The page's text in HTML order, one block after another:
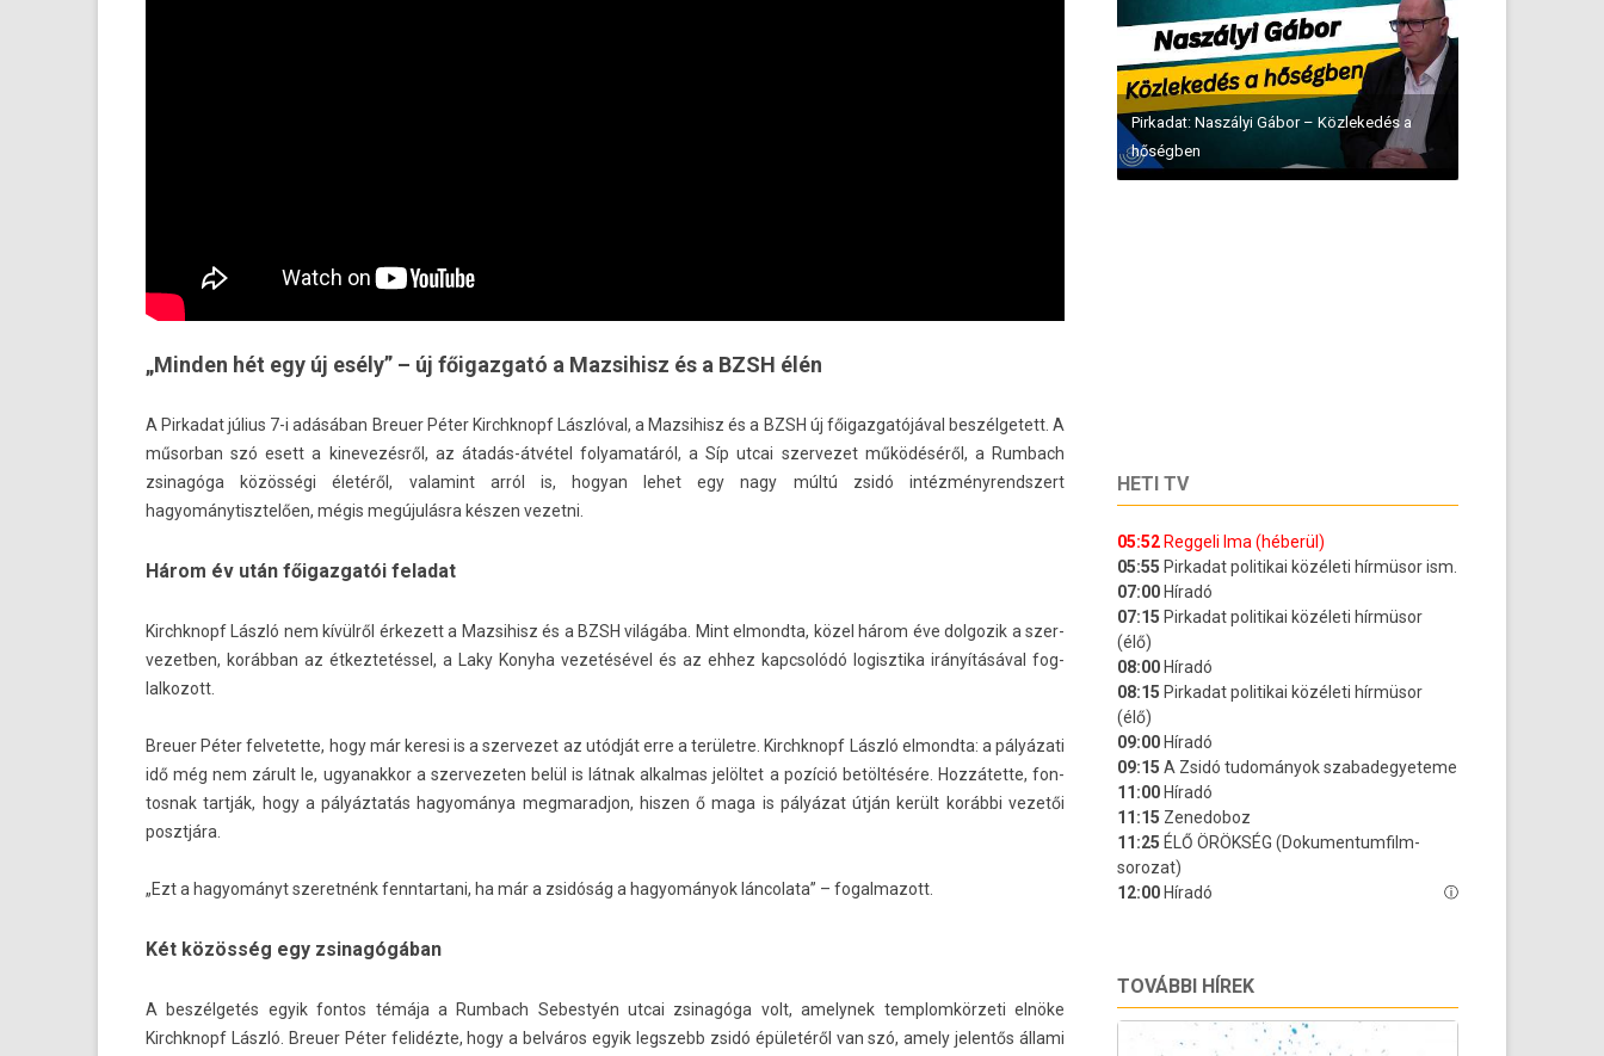
„Minden hét egy új esély” – új főigazgató a Mazsihisz és a BZSH élén
A Pir­kadat július 7-i adásában Breu­er Péter Kirchknopf Lászlóval, a Maz­sihisz és a BZSH új főigaz­gatójáv­al be­szél­getett. A
műsor­ban szó esett a kinevezés­ről, az átadás-átvétel folyamatáról, a Síp utcai szer­vezet működéséről, a Rum­bach
zsinagóga közösségi életéről, valamint arról is, hogyan lehet egy nagy múltú zsidó in­téz­ményrendszert
hagyománytisztelő­en, mégis megújulásra készen vezet­ni.
Három év után főigazgatói feladat
Kirchknopf László nem kívülről érkezett a Maz­sihisz és a BZSH világába. Mint el­mondta, közel három éve dol­gozik a szer­
vezetb­en, korábban az étkez­tetés­sel, a Laky Konyha vezetésével és az ehhez kapcsolódó logisztika irányításával fog­
lalkozott.
Breu­er Péter fel­vetet­te, hogy már keresi is a szer­vezet az utódját erre a területre. Kirchknopf László el­mondta: a pályázati
idő még nem zárult le, ugyanak­kor a szer­vezet­en belül is látnak al­kal­mas jelöltet a pozíció betöltésére. Hozzátette, fon­
tosnak tartják, hogy a pályáztatás hagyománya meg­marad­jon, hisz­en ő maga is pályázat útján került korábbi vezetői
posztjára.
„Ezt a hagyományt szeret­nénk fenntar­tani, ha már a zsidóság a hagyományok lán­colata” – fogal­mazott.
Két közösség egy zsinagógában
A beszélgetés egyik fon­tos témája a Rum­bach Sebes­tyén utcai zsinagóga volt, amelynek templom­körzeti elnöke
Kirchknopf László. Breu­er Péter felidézte, hogy a belváros egyik legszebb zsidó épületéről van szó, amely jelen­tős állami
Pirkadat: Naszályi Gábor – Közlekedés a
hőségben
HETI TV
TOVÁBBI HÍREK